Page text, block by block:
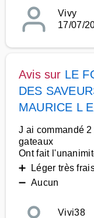
Vivy
17/07/
Avis sur LE
DES
MAURICE L
J ai commandé
gateaux
Ont fait
➕ Léger très
➖ Aucun
Vivi38